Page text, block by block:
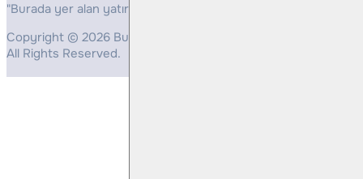
"Burada yer alan yatırım bilgi, yorum ve tavsiyeleri yatırım
Copyright © 2026 Bulls Yatırım Menkul Değerler
All Rights Reserved.